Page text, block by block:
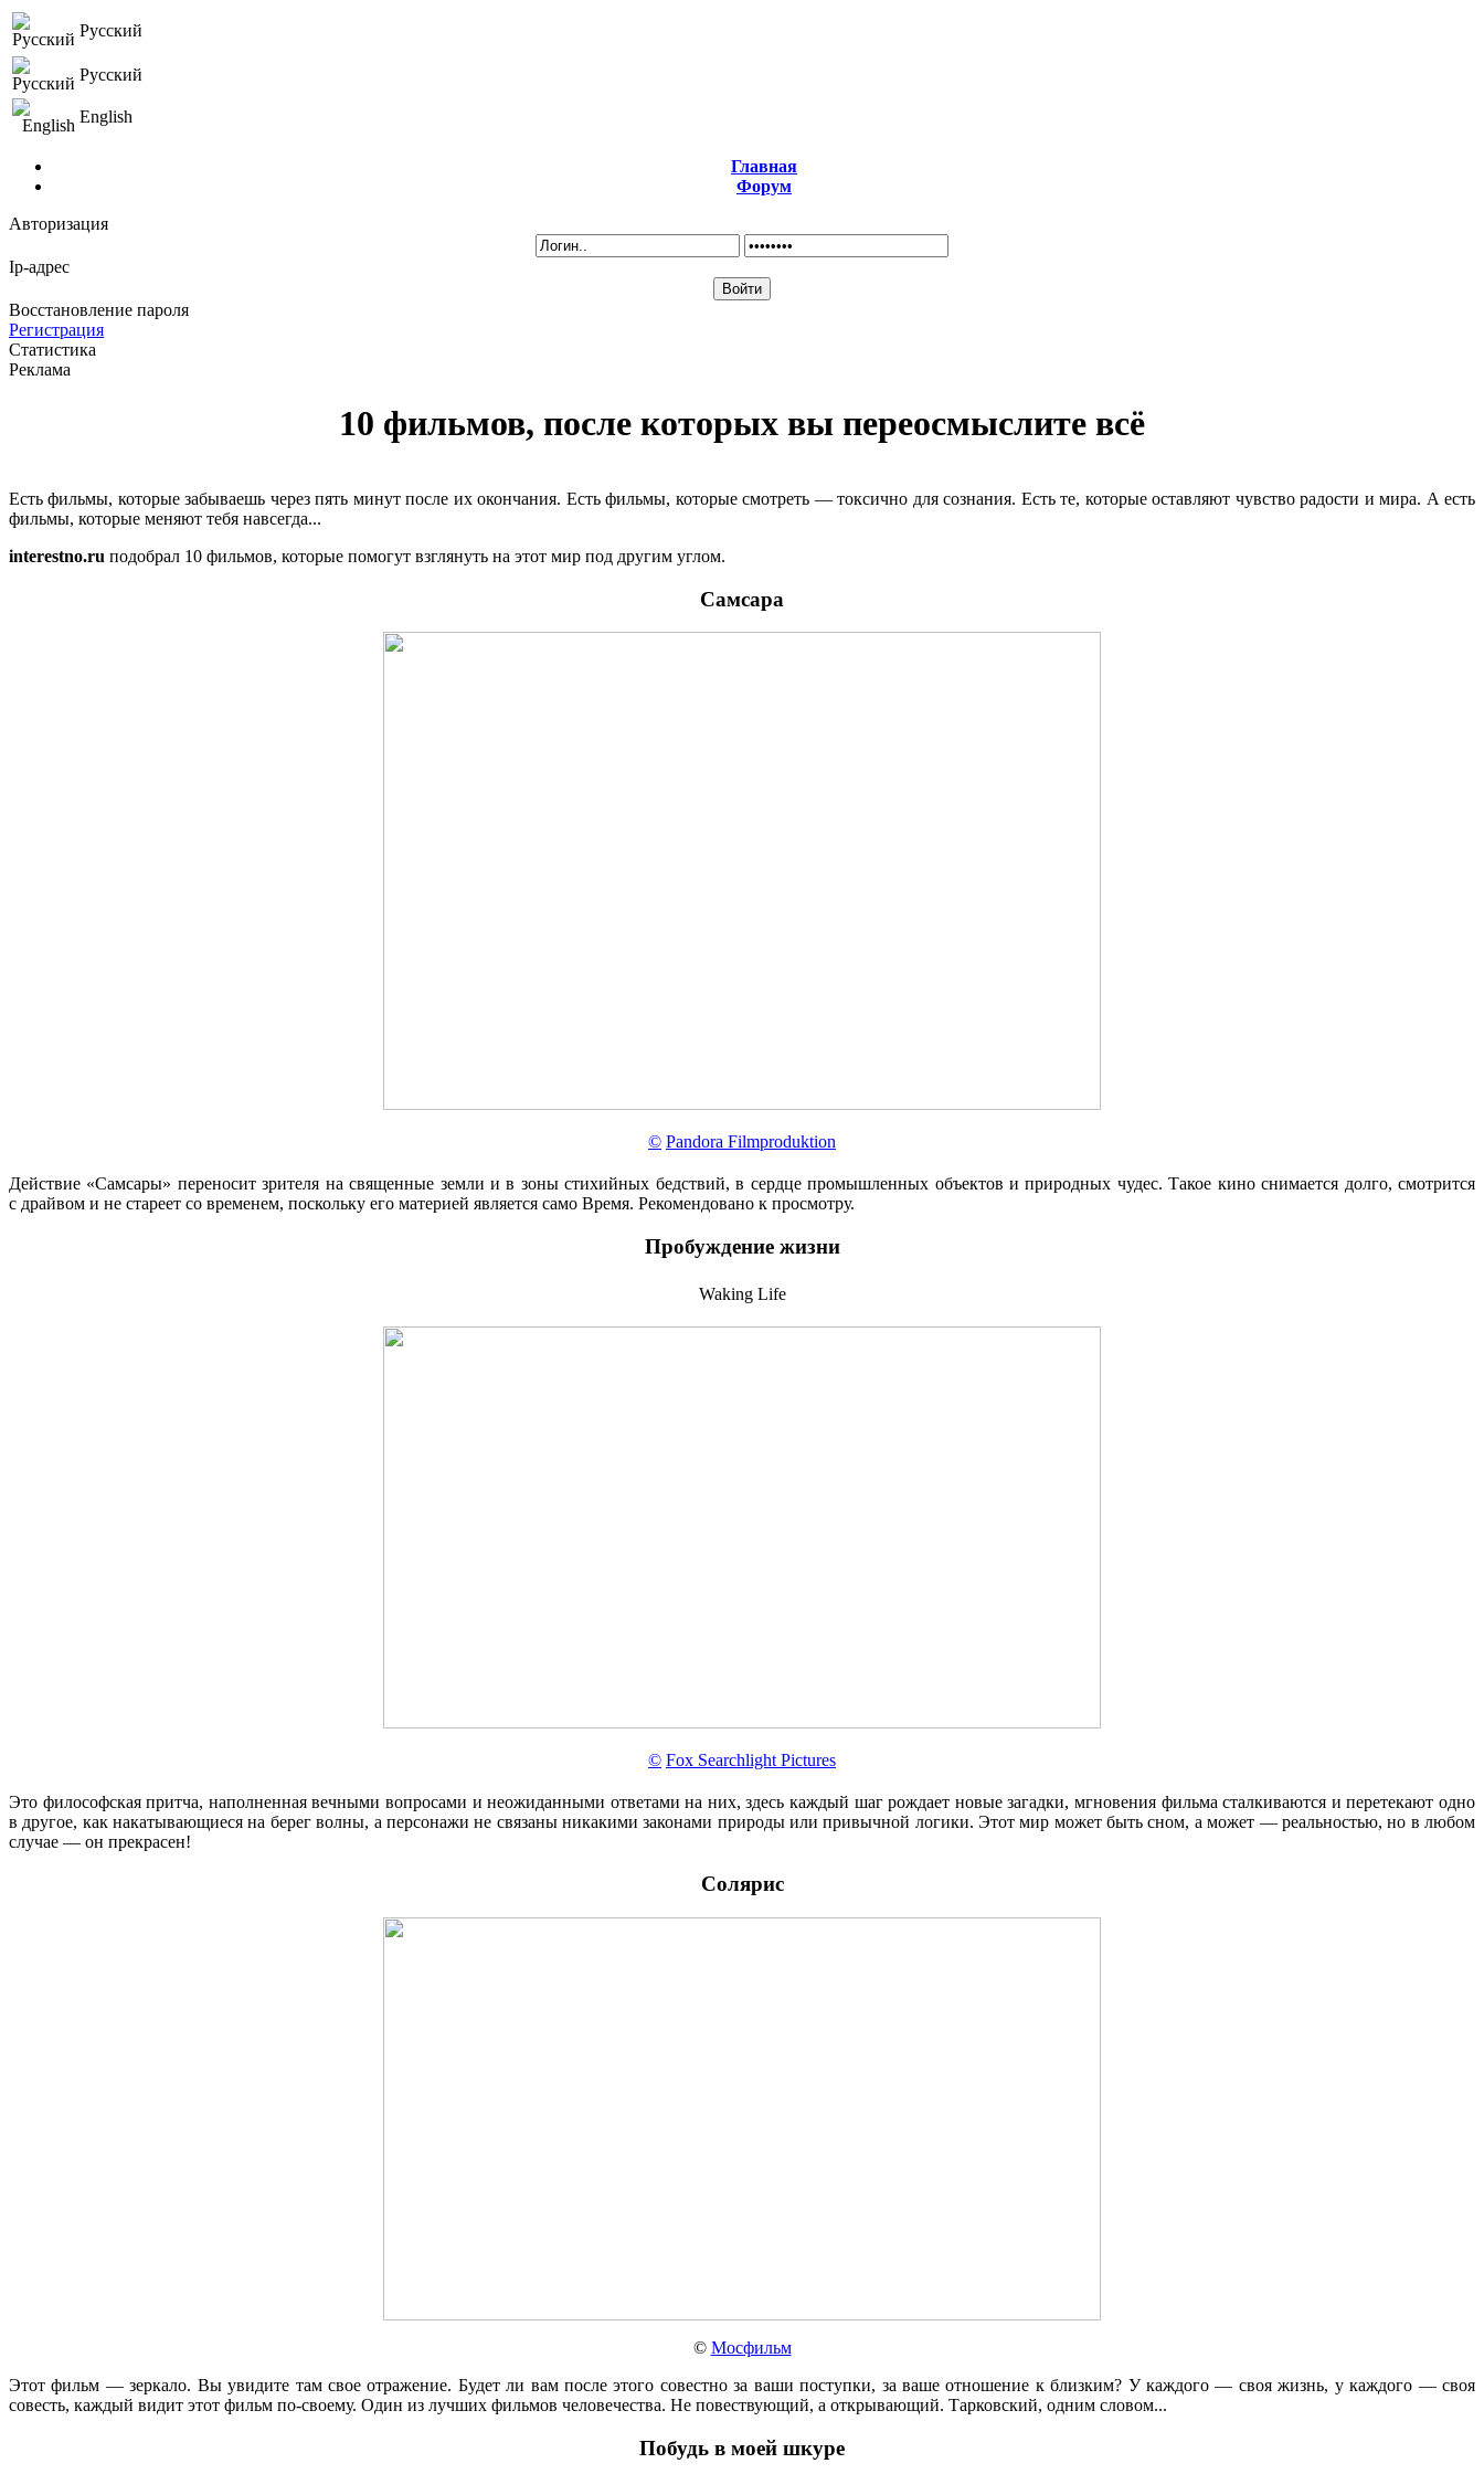
Русский
Русский
English
Главная
Форум
Авторизация
Ip-адрес
Восстановление пароля
Регистрация
Статистика
Реклама
10 фильмов, после которых вы переосмыслите всё
Есть фильмы, которые забываешь через пять минут после их окончания. Есть фильмы, которые смотреть — токсично для сознания. Есть те, которые оставляют чувство радости и мира. А есть
фильмы, которые меняют тебя навсегда...
interestno.ru подобрал 10 фильмов, которые помогут взглянуть на этот мир под другим углом.
Самсара
© Pandora Filmproduktion
Действие «Самсары» переносит зрителя на священные земли и в зоны стихийных бедствий, в сердце промышленных объектов и природных чудес. Такое кино снимается долго, смотрится
с драйвом и не стареет со временем, поскольку его материей является само Время. Рекомендовано к просмотру.
Пробуждение жизни
Waking Life
© Fox Searchlight Pictures
Это философская притча, наполненная вечными вопросами и неожиданными ответами на них, здесь каждый шаг рождает новые загадки, мгновения фильма сталкиваются и перетекают одно
в другое, как накатывающиеся на берег волны, а персонажи не связаны никакими законами природы или привычной логики. Этот мир может быть сном, а может — реальностью, но в любом
случае — он прекрасен!
Солярис
© Мосфильм
Этот фильм — зеркало. Вы увидите там свое отражение. Будет ли вам после этого совестно за ваши поступки, за ваше отношение к близким? У каждого — своя жизнь, у каждого — своя
совесть, каждый видит этот фильм по-своему. Один из лучших фильмов человечества. Не повествующий, а открывающий. Тарковский, одним словом...
Побудь в моей шкуре